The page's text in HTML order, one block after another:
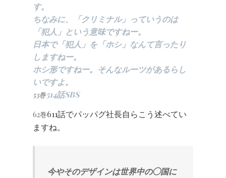
す。
ちなみに、「クリミナル」っていうのは
「犯人」という意味ですねー。
日本で「犯人」を「ホシ」なんて言ったり
しますねー。
ホシ形ですねー。そんなルーツがあるらし
いですよ。
53巻514話SBS
62巻611話でパッパグ社長自らこう述べてい
ますね。
今やそのデザインは世界中の◯国に